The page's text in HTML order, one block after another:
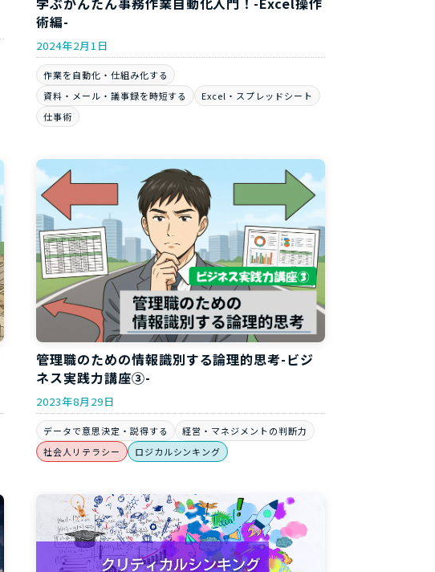
術編-
2024年2月1日
作業を自動化・仕組み化する
資料・メール・議事録を時短する
Excel・スプレッドシート
仕事術
管理職のための情報識別する論理的思考-ビジ
ネス実践力講座③-
2023年8月29日
データで意思決定・説得する
経営・マネジメントの判断力
社会人リテラシー
ロジカルシンキング